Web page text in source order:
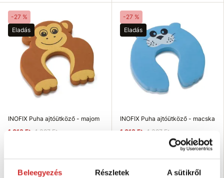
Beleegyezés Részletek A sütikről
-27 %
Eladás
INOFIX Puha ajtóütköző - majom
1 013 Ft
1 387 Ft
-27 %
Eladás
INOFIX Puha ajtóütköző - macska
1 013 Ft
1 387 Ft
Méret (axbxc mm):